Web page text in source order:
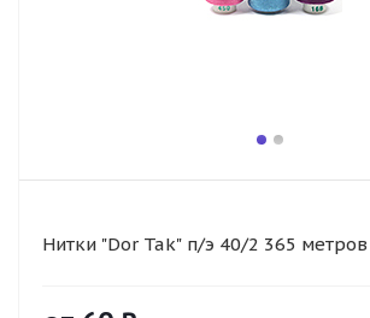
Нитки "Dor Tak" п/э 40/2 365 метров